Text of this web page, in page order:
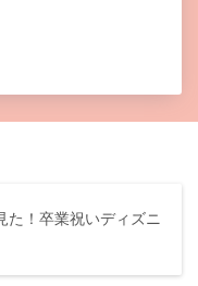
た！卒業祝いディズニ